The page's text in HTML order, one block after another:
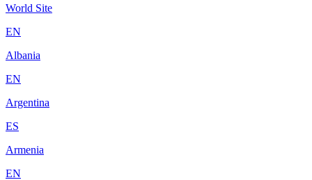
World Site
EN
Albania
EN
Argentina
ES
Armenia
EN